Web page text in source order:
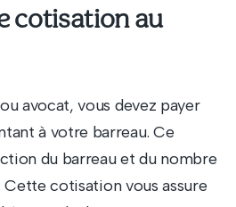
cotisation au
avocat, vous devez payer
à votre barreau. Ce
du barreau et du nombre
Cette cotisation vous assure